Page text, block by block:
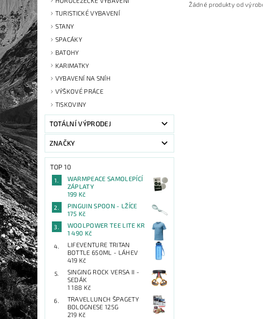
TURISTICKÉ VYBAVENÍ
STANY
SPACÁKY
BATOHY
KARIMATKY
VYBAVENÍ NA SNÍH
VÝŠKOVÉ PRÁCE
TISKOVINY
TOTÁLNÍ VÝPRODEJ
ZNAČKY
TOP 10
WARMPEACE SAMOLEPÍCÍ
ZÁPLATY
199 Kč
PINGUIN SPOON - LŽÍCE
175 Kč
WOOLPOWER TEE LITE KR
1 490 Kč
LIFEVENTURE TRITAN
BOTTLE 650ML - LÁHEV
419 Kč
SINGING ROCK VERSA II -
SEDÁK
1 188 Kč
TRAVELLUNCH ŠPAGETY
BOLOGNESE 125G
219 Kč
Žádné produkty od